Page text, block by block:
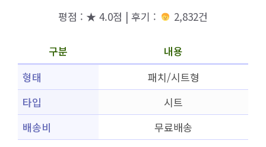
평점 : ★ 4.0점 | 후기 : 2,832건
구분
내용
형태
패치/시트형
타입
시트
배송비
무료배송